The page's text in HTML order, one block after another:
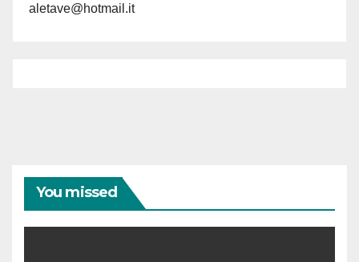
aletave@hotmail.it
You missed